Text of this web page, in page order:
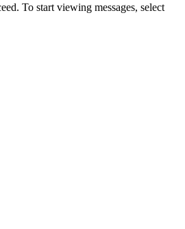
To start viewing messages, select